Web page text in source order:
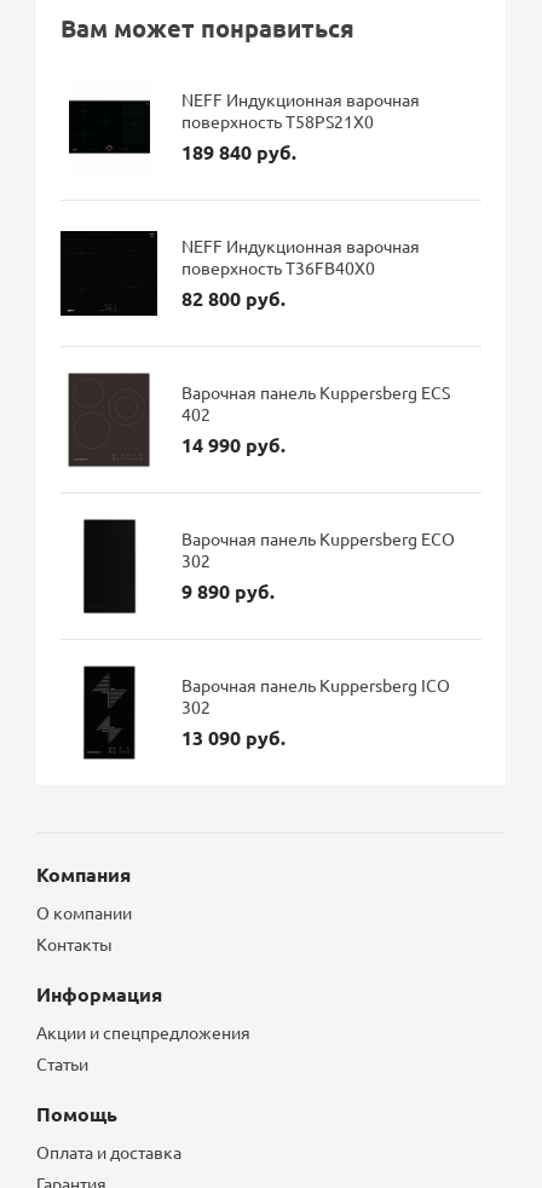
Вам может понравиться
NEFF Индукционная варочная
поверхность T58PS21X0
189 840 руб.
NEFF Индукционная варочная
поверхность T36FB40X0
82 800 руб.
Варочная панель Kuppersberg ECS
402
14 990 руб.
Варочная панель Kuppersberg ECO
302
9 890 руб.
Варочная панель Kuppersberg ICO
302
13 090 руб.
Компания
О компании
Контакты
Информация
Акции и спецпредложения
Статьи
Помощь
Оплата и доставка
Гарантия